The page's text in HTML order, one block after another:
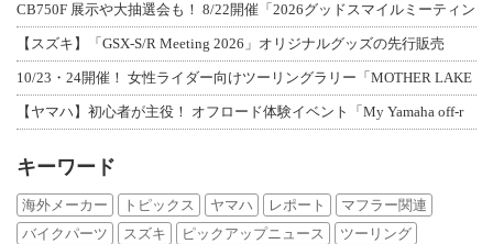
CB750F 展示や大抽選会も！ 8/22開催「2026グッドスマイルミーティン
【スズキ】「GSX-S/R Meeting 2026」オリジナルグッズの先行販売
10/23・24開催！ 女性ライダー向けツーリングラリー「MOTHER LAKE
【ヤマハ】初心者が主役！ オフロード体験イベント「My Yamaha off-r
キーワード
海外メーカー トピックス ヤマハ レポート
マフラー関連
バイクパーツ
スズキ ピックアップニュース
ツーリング